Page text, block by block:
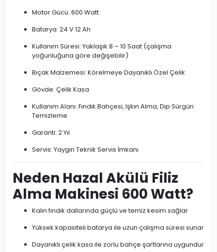
Motor Gücü: 600 Watt
Batarya: 24 V 12 Ah
Kullanım Süresi: Yaklaşık 8 – 10 Saat (çalışma
yoğunluğuna göre değişebilir)
Bıçak Malzemesi: Körelmeye Dayanıklı Özel Çelik
Gövde: Çelik Kasa
Kullanım Alanı: Fındık Bahçesi, Işkın Alma, Dip Sürgün
Temizleme
Garanti: 2 Yıl
Servis: Yaygın Teknik Servis İmkanı
Neden Hazal Akülü Filiz
Alma Makinesi 600 Watt?
Kalın fındık dallarında güçlü ve temiz kesim sağlar
Yüksek kapasiteli batarya ile uzun çalışma süresi sunar
Dayanıklı çelik kasa ile zorlu bahçe şartlarına uygundur